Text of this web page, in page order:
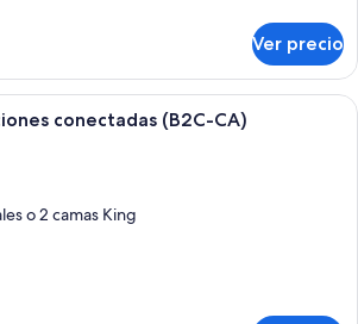
Ver precio
Habitación de hotel con una cama
conectadas (B2C-CA)
o 2 camas King